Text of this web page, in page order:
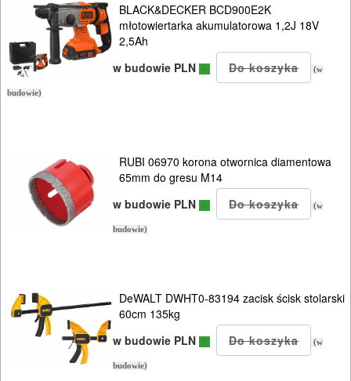
AKCESORIA
KOMPRESORY
NARZĘDZIA
SPAWALNICTWO
ROZRUCHOWE
PROSTOWNIKI
PRĄDOWE
ODZIEŻ
ROBOCZA
BLACK&DECKER BCD900E2K
młotowiertarka akumulatorowa 1,2J 18V
2,5Ah
w budowie PLN
(w
budowie)
RUBI 06970 korona otwornica diamentowa
65mm do gresu M14
w budowie PLN
(w
budowie)
DeWALT DWHT0-83194 zacisk ścisk stolarski
60cm 135kg
w budowie PLN
(w
budowie)